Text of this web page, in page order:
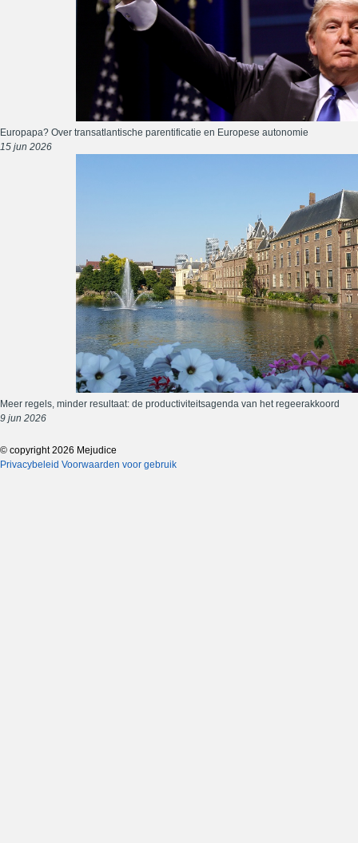
Europapa? Over transatlantische parentificatie en Europese autonomie
15 jun 2026
Meer regels, minder resultaat: de productiviteitsagenda van het regeerakkoord
9 jun 2026
© copyright 2026 Mejudice
Privacybeleid Voorwaarden voor gebruik